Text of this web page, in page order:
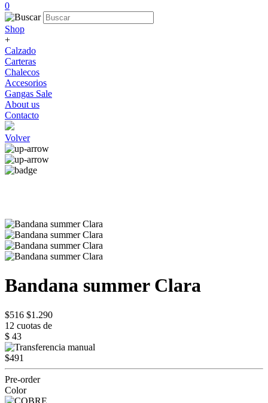
0
Shop
+
Calzado
Carteras
Chalecos
Accesorios
Gangas Sale
About us
Contacto
Volver
Bandana summer Clara
$516 $1.290
12 cuotas de
$ 43
$491
Pre-order
Color